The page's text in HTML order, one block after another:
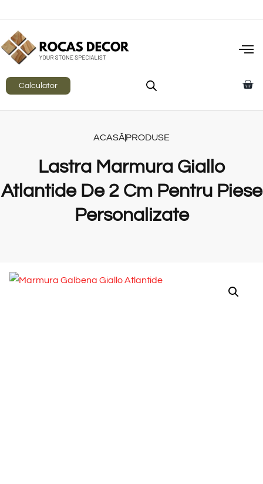
Calculator
ACASĂPRODUSE
Lastra Marmura Giallo
Atlantide De 2 Cm Pentru Piese
Personalizate